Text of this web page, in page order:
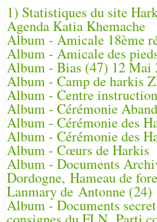
1) Statistiques du site
Agenda Katia Khemache
Album - Amicale 18ème
Album - Amicale des
Album - Bias (47) 12 Mai
Album - Camp de harkis
Album - Centre
Album - Cérémonie
Album - Cérémonie des
Album - Cérémonie des
Album - Cœurs de Harkis
Album - Documents
Dordogne, Hameau de
Lanmary de Antonne (24)
Album - Documents